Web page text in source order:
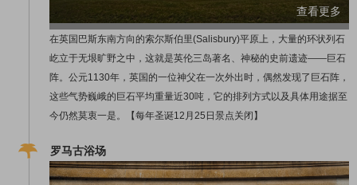
查看更多
在英国巴斯东南方向的索尔斯伯里(Salisbury)平原上，大量的环状列石
屹立于无垠旷野之中，这就是英伦三岛著名、神秘的史前遗迹——巨石
阵。公元1130年，英国的一位神父在一次外出时，偶然发现了巨石阵，
这些气势巍峨的巨石平均重量近30吨，它的排列方式以及具体用途据至
今仍然莫衷一是。【每年圣诞12月25日景点关闭】
罗马古浴场